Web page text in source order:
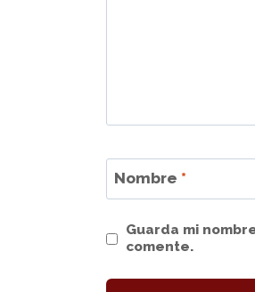
Nombre *
Guarda mi
comente.